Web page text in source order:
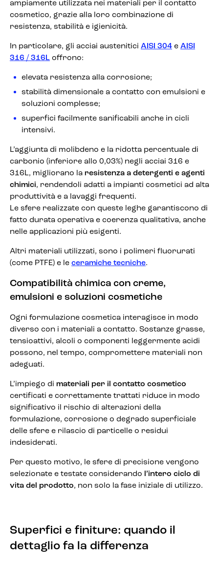
ampiamente utilizzata nei materiali per il contatto
cosmetico, grazie alla loro combinazione di
resistenza, stabilità e igienicità.
In particolare, gli acciai austenitici AISI 304 e AISI
316 / 316L offrono:
elevata resistenza alla corrosione;
stabilità dimensionale a contatto con emulsioni e
soluzioni complesse;
superfici facilmente sanificabili anche in cicli
intensivi.
L’aggiunta di molibdeno e la ridotta percentuale di
carbonio (inferiore allo 0,03%) negli acciai 316 e
316L, migliorano la resistenza a detergenti e agenti
chimici, rendendoli adatti a impianti cosmetici ad alta
produttività e a lavaggi frequenti.
Le sfere realizzate con queste leghe garantiscono di
fatto durata operativa e coerenza qualitativa, anche
nelle applicazioni più esigenti.
Altri materiali utilizzati, sono i polimeri fluorurati
(come PTFE) e le ceramiche tecniche.
Compatibilità chimica con creme,
emulsioni e soluzioni cosmetiche
Ogni formulazione cosmetica interagisce in modo
diverso con i materiali a contatto. Sostanze grasse,
tensioattivi, alcoli o componenti leggermente acidi
possono, nel tempo, compromettere materiali non
adeguati.
L’impiego di materiali per il contatto cosmetico
certificati e correttamente trattati riduce in modo
significativo il rischio di alterazioni della
formulazione, corrosione o degrado superficiale
delle sfere e rilascio di particelle o residui
indesiderati.
Per questo motivo, le sfere di precisione vengono
selezionate e testate considerando l’intero ciclo di
vita del prodotto, non solo la fase iniziale di utilizzo.
Superfici e finiture: quando il
dettaglio fa la differenza